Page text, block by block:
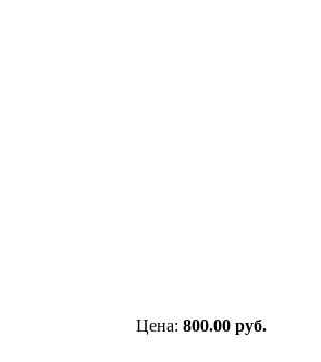
Цена: 800.00 руб.